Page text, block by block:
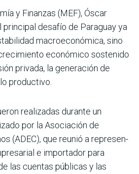
y Finanzas (MEF), Óscar
principal desafío de Paraguay ya
macroeco­nómica, sino
econó­mico sostenido
privada, la gene­ración de
productivo.
rea­lizadas durante un
por la Asocia­ción de
(ADEC), que reunió a represen­
e importador para
las cuentas públi­cas y las